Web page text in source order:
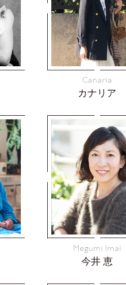
Canaria
カナリア
Megumi Imai
今井 恵